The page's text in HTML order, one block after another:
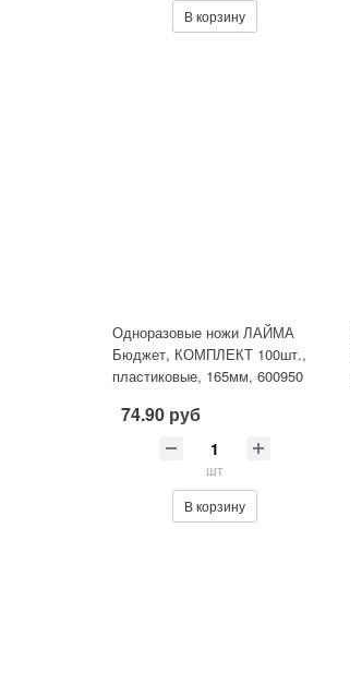
В корзину
Одноразовые ножи ЛАЙМА
Бюджет, КОМПЛЕКТ 100шт.,
пластиковые, 165мм, 600950
74.90 руб
шт
В корзину